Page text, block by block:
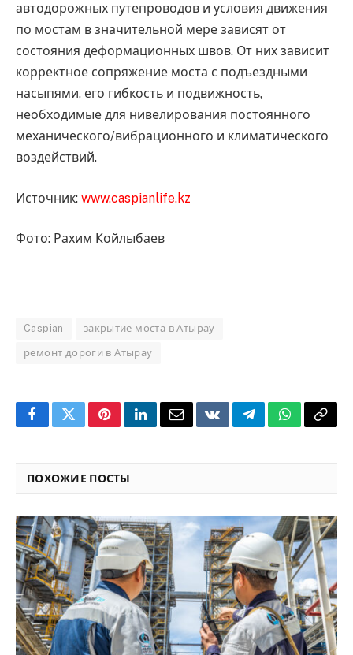
автодорожных путепроводов и условия движения
по мостам в значительной мере зависят от
состояния деформационных швов. От них зависит
корректное сопряжение моста с подъездными
насыпями, его гибкость и подвижность,
необходимые для нивелирования постоянного
механического/вибрационного и климатического
воздействий.
Источник: www.caspianlife.kz
Фото: Рахим Койлыбаев
Caspian закрытие моста в Атырау
ремонт дороги в Атырау
FacebookTwitterPinterestLinkedInEmailVKontakteTelegramWhatsApp
Copy
ПОХОЖИЕ ПОСТЫ